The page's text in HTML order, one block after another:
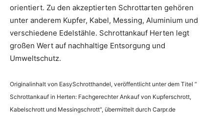
orientiert. Zu den akzeptierten Schrottarten gehören
unter anderem Kupfer, Kabel, Messing, Aluminium und
verschiedene Edelstähle. Schrottankauf Herten legt
großen Wert auf nachhaltige Entsorgung und
Umweltschutz.
Originalinhalt von EasySchrotthandel, veröffentlicht unter dem Titel “
Schrottankauf in Herten: Fachgerechter Ankauf von Kupferschrott,
Kabelschrott und Messingschrott“, übermittelt durch Carpr.de